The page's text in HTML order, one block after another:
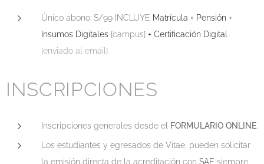
Único abono: S/99 INCLUYE Matrícula + Pensión +
Insumos Digitales [campus] + Certificación Digital
[enviado al email]
INSCRIPCIONES
Inscripciones generales desde el FORMULARIO ONLINE
Los estudiantes y egresados de Vitae, pueden solicitar
la emisión directa de la acreditación con SAE siempre